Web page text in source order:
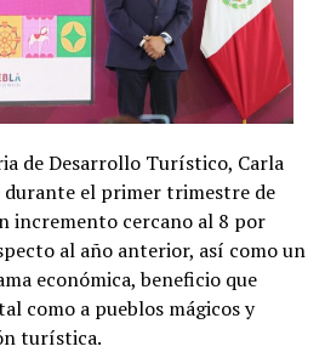
de Desarrollo Turístico, Carla
durante el primer trimestre de
incremento cercano al 8 por
al año anterior, así como un
económica, beneficio que
como a pueblos mágicos y
turística.